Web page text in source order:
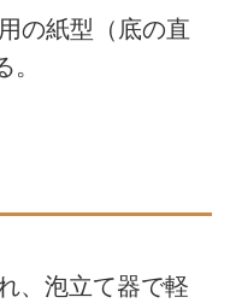
の紙型（底の直
、泡立て器で軽